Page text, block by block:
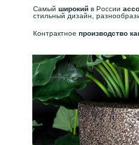
Контрактное производство
Самый широкий в России
стильный дизайн,